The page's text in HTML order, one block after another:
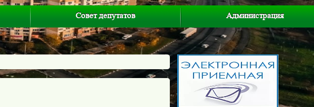
Совет депутатов Администрация